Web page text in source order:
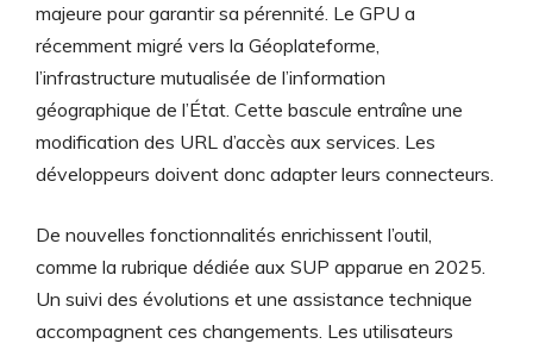
majeure pour garantir sa pérennité. Le GPU a
récemment migré vers la Géoplateforme,
l’infrastructure mutualisée de l’information
géographique de l’État. Cette bascule entraîne une
modification des URL d’accès aux services. Les
développeurs doivent donc adapter leurs connecteurs.
De nouvelles fonctionnalités enrichissent l’outil,
comme la rubrique dédiée aux SUP apparue en 2025.
Un suivi des évolutions et une assistance technique
accompagnent ces changements. Les utilisateurs